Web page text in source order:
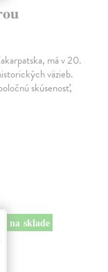
má v 20.
väzieb.
skúsenosť,
na sklade